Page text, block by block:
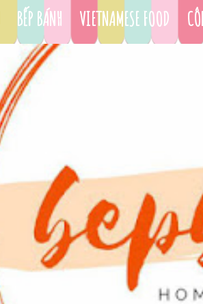
BẾP BÁNH VIETNAMESE FOOD